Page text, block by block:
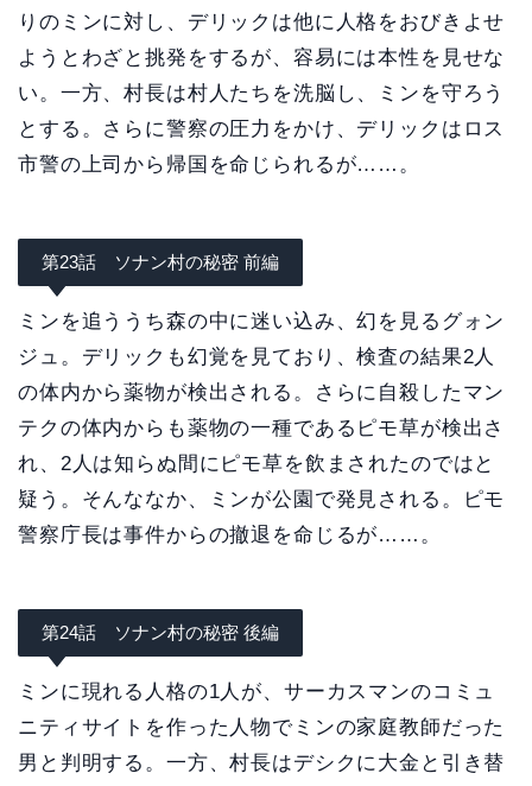
りのミンに対し、デリックは他に人格をおびきよせ
ようとわざと挑発をするが、容易には本性を見せな
い。一方、村長は村人たちを洗脳し、ミンを守ろう
とする。さらに警察の圧力をかけ、デリックはロス
市警の上司から帰国を命じられるが……。
第23話 ソナン村の秘密 前編
ミンを追ううち森の中に迷い込み、幻を見るグォン
ジュ。デリックも幻覚を見ており、検査の結果2人
の体内から薬物が検出される。さらに自殺したマン
テクの体内からも薬物の一種であるピモ草が検出さ
れ、2人は知らぬ間にピモ草を飲まされたのではと
疑う。そんななか、ミンが公園で発見される。ピモ
警察庁長は事件からの撤退を命じるが……。
第24話 ソナン村の秘密 後編
ミンに現れる人格の1人が、サーカスマンのコミュ
ニティサイトを作った人物でミンの家庭教師だった
男と判明する。一方、村長はデシクに大金と引き替